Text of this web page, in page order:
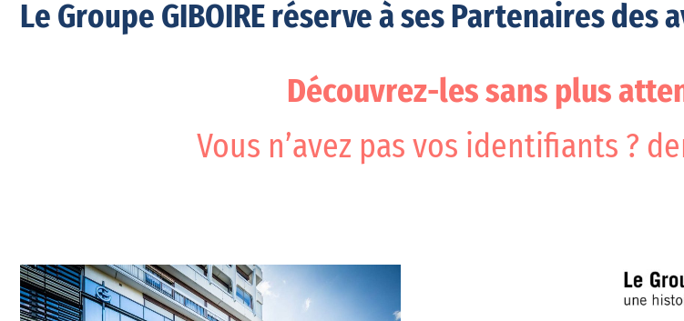
Le Groupe GIBOIRE réserve à ses Partenaires des
Découvrez-les sans plus
Vous n’avez pas vos identifiants ?